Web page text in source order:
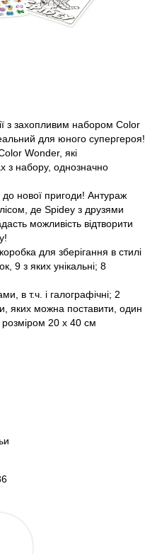
з захопливим набором Color
для юного супергероя!
Wonder, які
з набору, однозначно
нової пригоди! Антураж
де Spidey з друзями
можливість відтворити
для зберігання в стилі
9 з яких унікальні; 8
в т.ч. і галографічні; 2
яких можна поставити, один
20 x 40 см